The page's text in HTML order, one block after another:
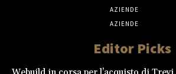
AZIENDE
AZIENDE
Editor Picks